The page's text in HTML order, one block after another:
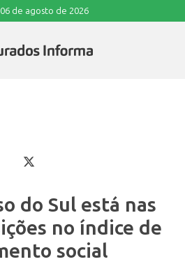
de agosto de 2026
do Sul está nas
no índice de
social